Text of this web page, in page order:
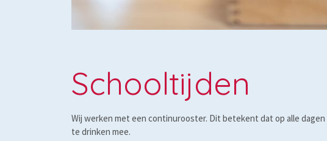
Schooltijden
Wij werken met een continurooster. Dit betekent dat op alle
te drinken mee.